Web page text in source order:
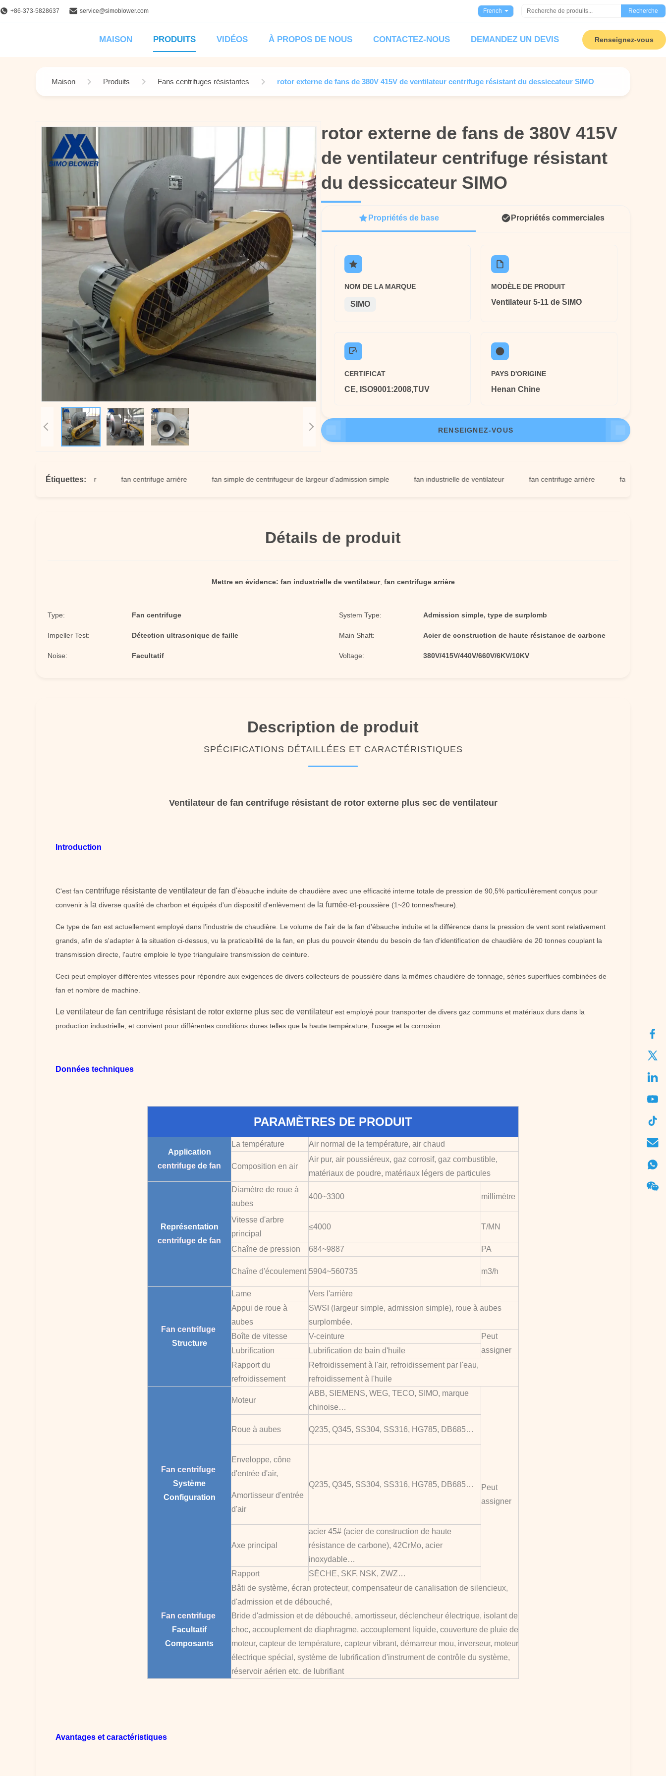
+86-373-5828637 service@simoblower.com French Recherche
MAISON PRODUITS VIDÉOS À PROPOS DE NOUS CONTACTEZ-NOUS DEMANDEZ UN DEVIS Renseignez-vous
Maison Produits Fans centrifuges résistantes rotor externe de fans de 380V 415V de ventilateur centrifuge résistant du dessiccateur SIMO
rotor externe de fans de 380V 415V
de ventilateur centrifuge résistant
du dessiccateur SIMO
rotor externe de fans de 380V 415V
de ventilateur centrifuge résistant
du dessiccateur SIMO
Propriétés de base Propriétés commerciales
NOM DE LA MARQUE
SIMO
MODÈLE DE PRODUIT
Ventilateur 5-11 de SIMO
CERTIFICAT
CE, ISO9001:2008,TUV
PAYS D'ORIGINE
Henan Chine
RENSEIGNEZ-VOUS
Étiquettes:
de ventilateur fan centrifuge arrière fan simple de centrifugeur de largeur d'admission simple fan industrielle de ventilateur fan centrifuge arrière fan simple de
Détails de produit
Mettre en évidence: fan industrielle de ventilateur, fan centrifuge arrière
Type: Fan centrifuge System Type: Admission simple, type de surplomb
Impeller Test: Détection ultrasonique de faille Main Shaft: Acier de construction de haute résistance de carbone
Noise: Facultatif Voltage: 380V/415V/440V/660V/6KV/10KV
Description de produit
SPÉCIFICATIONS DÉTAILLÉES ET CARACTÉRISTIQUES
Ventilateur de fan centrifuge résistant de rotor externe plus sec de ventilateur
Introduction
C'est fan centrifuge résistante de ventilateur de fan d'ébauche induite de chaudière avec une efficacité interne totale de pression de 90,5% particulièrement conçus pour
convenir à la diverse qualité de charbon et équipés d'un dispositif d'enlèvement de la fumée-et-poussière (1~20 tonnes/heure).
Ce type de fan est actuellement employé dans l'industrie de chaudière. Le volume de l'air de la fan d'ébauche induite et la différence dans la pression de vent sont relativement
grands, afin de s'adapter à la situation ci-dessus, vu la praticabilité de la fan, en plus du pouvoir étendu du besoin de fan d'identification de chaudière de 20 tonnes couplant la
transmission directe, l'autre emploie le type triangulaire transmission de ceinture.
Ceci peut employer différentes vitesses pour répondre aux exigences de divers collecteurs de poussière dans la mêmes chaudière de tonnage, séries superflues combinées de
fan et nombre de machine.
Le ventilateur de fan centrifuge résistant de rotor externe plus sec de ventilateur est employé pour transporter de divers gaz communs et matériaux durs dans la
production industrielle, et convient pour différentes conditions dures telles que la haute température, l'usage et la corrosion.
Données techniques
PARAMÈTRES DE PRODUIT
Application
centrifuge de fan
La température Air normal de la température, air chaud
Composition en air
Air pur, air poussiéreux, gaz corrosif, gaz combustible,
matériaux de poudre, matériaux légers de particules
Représentation
centrifuge de fan
Diamètre de roue à
aubes
400~3300 millimètre
Vitesse d'arbre
principal
≤4000 T/MN
Chaîne de pression 684~9887 PA
Chaîne d'écoulement 5904~560735 m3/h
Fan centrifuge
Structure
Lame
Vers l'arrière
Appui de roue à
aubes
SWSI (largeur simple, admission simple), roue à aubes
surplombée.
Boîte de vitesse
V-ceinture
Peut
assigner
Lubrification
Lubrification de bain d'huile
Rapport du
refroidissement
Refroidissement à l'air, refroidissement par l'eau,
refroidissement à l'huile
Fan centrifuge
Système
Configuration
Moteur
ABB, SIEMENS, WEG, TECO, SIMO, marque
chinoise…
Peut
assigner
Roue à aubes Q235, Q345, SS304, SS316, HG785, DB685…
Enveloppe, cône
d'entrée d'air,
Amortisseur d'entrée
d'air
Q235, Q345, SS304, SS316, HG785, DB685…
Axe principal
acier 45# (acier de construction de haute
résistance de carbone), 42CrMo, acier
inoxydable…
Rapport
SÈCHE, SKF, NSK, ZWZ…
Fan centrifuge
Facultatif
Composants
Bâti de système, écran protecteur, compensateur de canalisation de silencieux,
d'admission et de débouché,
Bride d'admission et de débouché, amortisseur, déclencheur électrique, isolant de
choc, accouplement de diaphragme, accouplement liquide, couverture de pluie de
moteur, capteur de température, capteur vibrant, démarreur mou, inverseur, moteur
électrique spécial, système de lubrification d'instrument de contrôle du système,
réservoir aérien etc. de lubrifiant
Avantages et caractéristiques